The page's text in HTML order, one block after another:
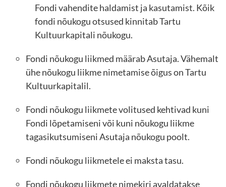
Fondi vahendite haldamist ja kasutamist. Kõik
fondi nõukogu otsused kinnitab Tartu
Kultuurkapitali nõukogu.
Fondi nõukogu liikmed määrab Asutaja. Vähemalt
ühe nõukogu liikme nimetamise õigus on Tartu
Kultuurkapitalil.
Fondi nõukogu liikmete volitused kehtivad kuni
Fondi lõpetamiseni või kuni nõukogu liikme
tagasikutsumiseni Asutaja nõukogu poolt.
Fondi nõukogu liikmetele ei maksta tasu.
Fondi nõukogu liikmete nimekiri avaldatakse